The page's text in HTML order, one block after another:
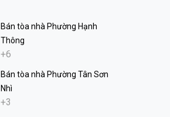
Bán tòa nhà Phường Hạnh
Thông
+6
Bán tòa nhà Phường Tân Sơn
Nhì
+3